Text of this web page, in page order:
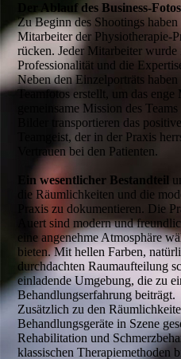
Der Ablauf des Business-
Zu Beginn des Shootings
Mitarbeiter der Physiotherapie-
rücken. Jeder Mitarbeiter
Professionalität und die
Neben den Einzelporträts
Teamfotos erstellt, um das
gemeinsame Mission des
Bilder transportieren das
Teamgeist, der in der Praxis
Vertrauen bei den Patienten.
Ein wesentlicher Bestandteil
die Räumlichkeiten und die
Praxis zu dokumentieren. Die
Auert sind modern und
eine angenehme Atmosphäre
bieten. Mit hellen Farben,
durchdachten Raumaufteilung
einladende Umgebung, die zu
Behandlungserfahrung beiträgt.
Zusätzlich zu den
Behandlungsgeräte in Szene
Rehabilitation und
klassischen Therapiemethoden